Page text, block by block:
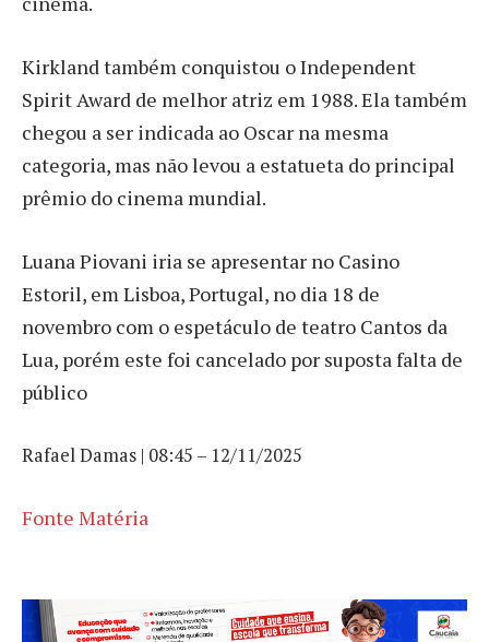
Kirkland também conquistou o Independent
Spirit Award de melhor atriz em 1988. Ela também
chegou a ser indicada ao Oscar na mesma
categoria, mas não levou a estatueta do principal
prêmio do cinema mundial.
Luana Piovani iria se apresentar no Casino
Estoril, em Lisboa, Portugal, no dia 18 de
novembro com o espetáculo de teatro Cantos da
Lua, porém este foi cancelado por suposta falta de
público
Rafael Damas | 08:45 – 12/11/2025
Fonte Matéria